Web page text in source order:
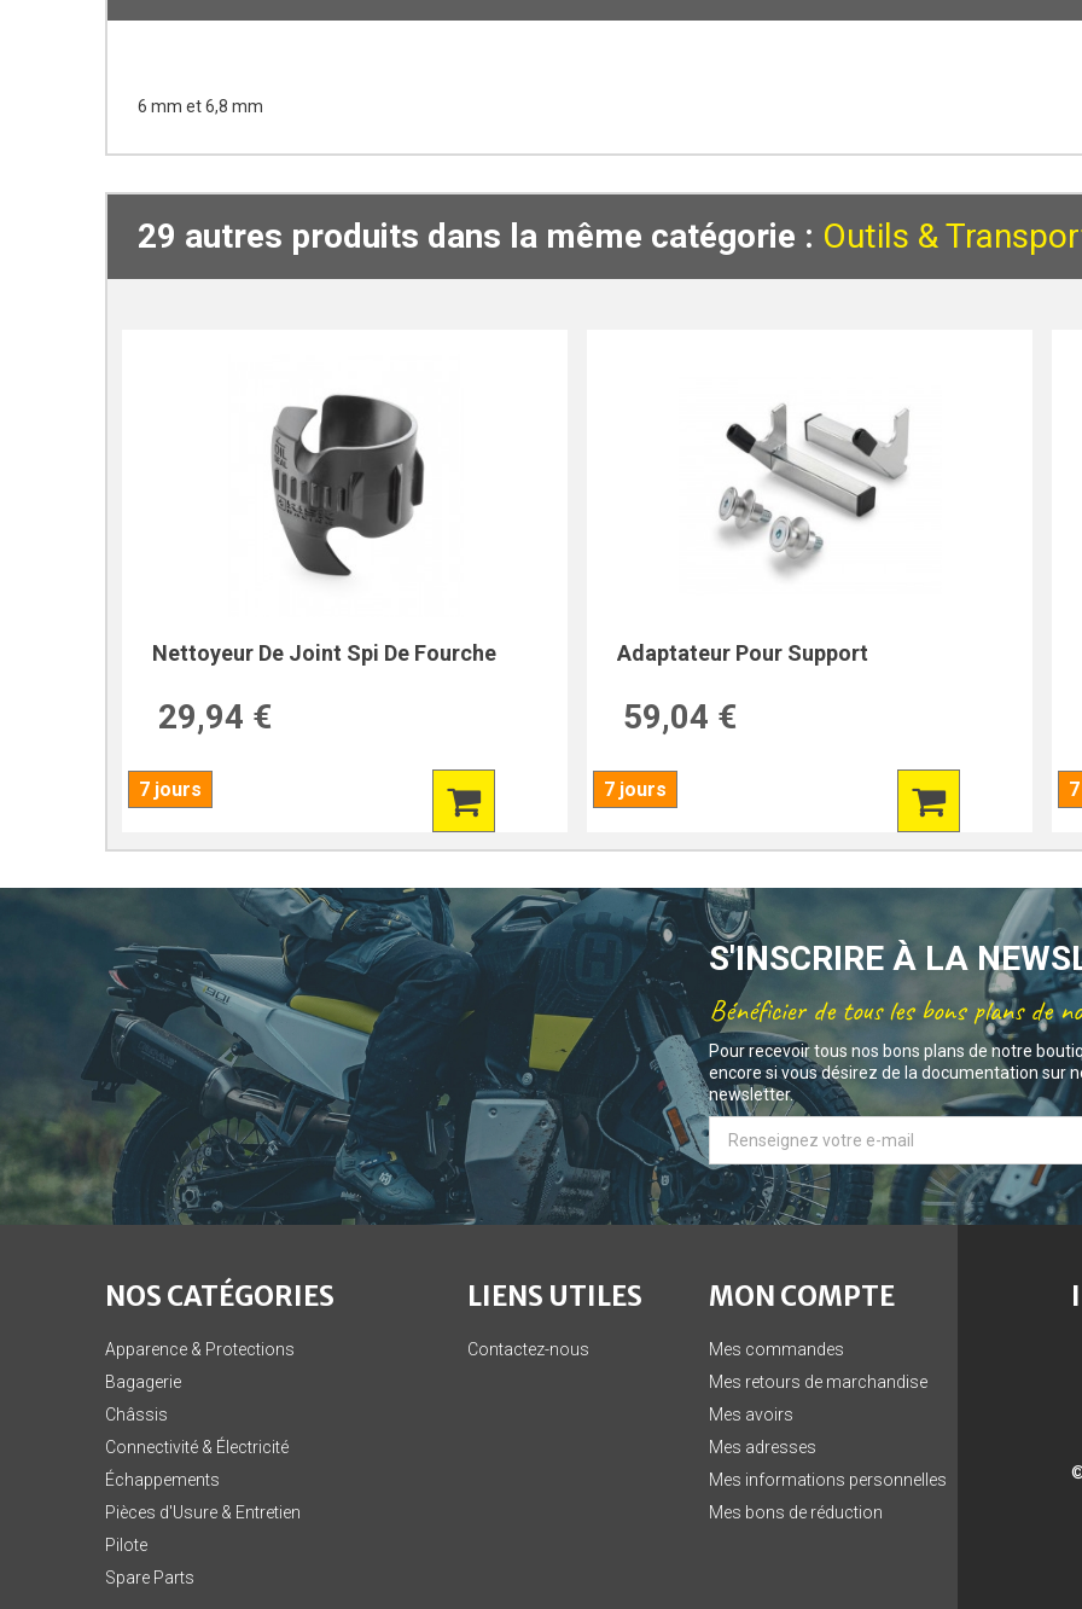
6 mm et 6,8 mm
29 autres produits dans la même catégorie : Outils &
Nettoyeur De Joint Spi De Fourche
29,94 €
7 jours
Adaptateur Pour Support
59,04 €
7 jours
S'INSCRIRE À LA
Bénéficier de tous les bons plans de
Pour recevoir tous nos bons plans de notre
encore si vous désirez de la documentation sur
newsletter.
NOS CATÉGORIES
Apparence & Protections
Bagagerie
Châssis
Connectivité & Électricité
Échappements
Pièces d'Usure & Entretien
Pilote
Spare Parts
LIENS UTILES
Contactez-nous
MON COMPTE
Mes commandes
Mes retours de marchandise
Mes avoirs
Mes adresses
Mes informations personnelles
Mes bons de réduction